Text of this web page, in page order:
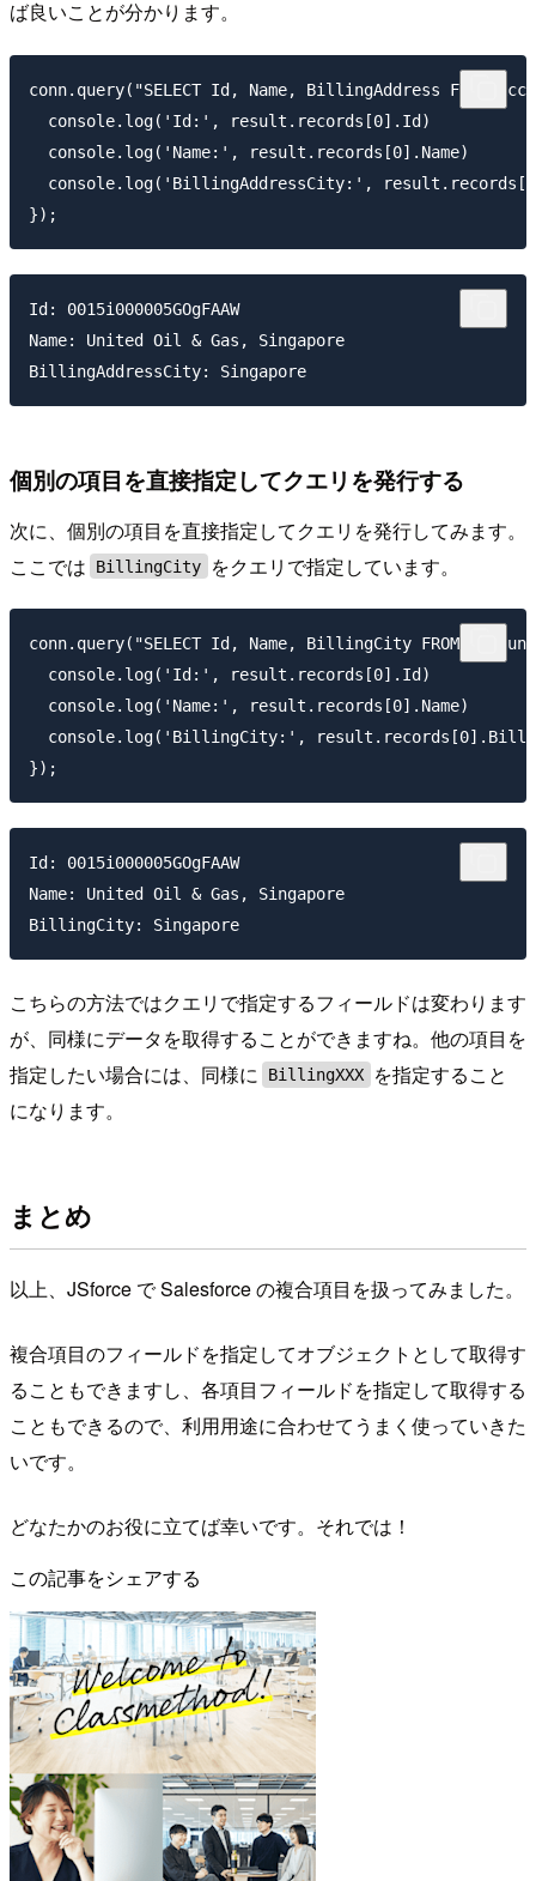
ば良いことが分かります。
conn.query("SELECT Id, Name, BillingAddress
  console.log('Id:', result.records[0].Id)
  console.log('Name:', result.records[0].Name)
console.log('BillingAddressCity:',
Id: 0015i000005GOgFAAW
Name: United Oil & Gas, Singapore
個別の項目を直接指定してクエリを発行する
次に、個別の項目を直接指定してクエリを発行してみます。
ここでは
BillingCity をクエリで指定しています。
conn.query("SELECT Id, Name, BillingCity FROM
  console.log('Id:', result.records[0].Id)
  console.log('Name:', result.records[0].Name)
console.log('BillingCity:',
Id: 0015i000005GOgFAAW
Name: United Oil & Gas, Singapore
こちらの方法ではクエリで指定するフィールドは変わります
が、同様にデータを取得することができますね。他の項目を
指定したい場合には、同様に
BillingXXX
を指定すること
になります。
まとめ
以上、JSforce で Salesforce の複合項目を扱ってみました。
複合項目のフィールドを指定してオブジェクトとして取得す
ることもできますし、各項目フィールドを指定して取得する
こともできるので、利用用途に合わせてうまく使っていきた
いです。
どなたかのお役に立てば幸いです。それでは！
この記事をシェアする